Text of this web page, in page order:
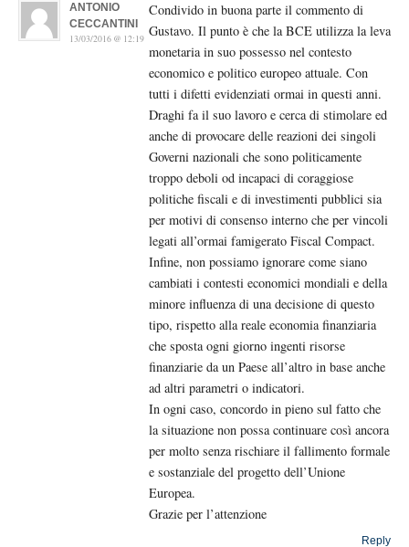
ANTONIO
CECCANTINI
13/03/2016 @ 12:19
Condivido in buona parte il commento di
Gustavo. Il punto è che la BCE utilizza la leva
monetaria in suo possesso nel contesto
economico e politico europeo attuale. Con
tutti i difetti evidenziati ormai in questi anni.
Draghi fa il suo lavoro e cerca di stimolare ed
anche di provocare delle reazioni dei singoli
Governi nazionali che sono politicamente
troppo deboli od incapaci di coraggiose
politiche fiscali e di investimenti pubblici sia
per motivi di consenso interno che per vincoli
legati all’ormai famigerato Fiscal Compact.
Infine, non possiamo ignorare come siano
cambiati i contesti economici mondiali e della
minore influenza di una decisione di questo
tipo, rispetto alla reale economia finanziaria
che sposta ogni giorno ingenti risorse
finanziarie da un Paese all’altro in base anche
ad altri parametri o indicatori.
In ogni caso, concordo in pieno sul fatto che
la situazione non possa continuare così ancora
per molto senza rischiare il fallimento formale
e sostanziale del progetto dell’Unione
Europea.
Grazie per l’attenzione
Reply